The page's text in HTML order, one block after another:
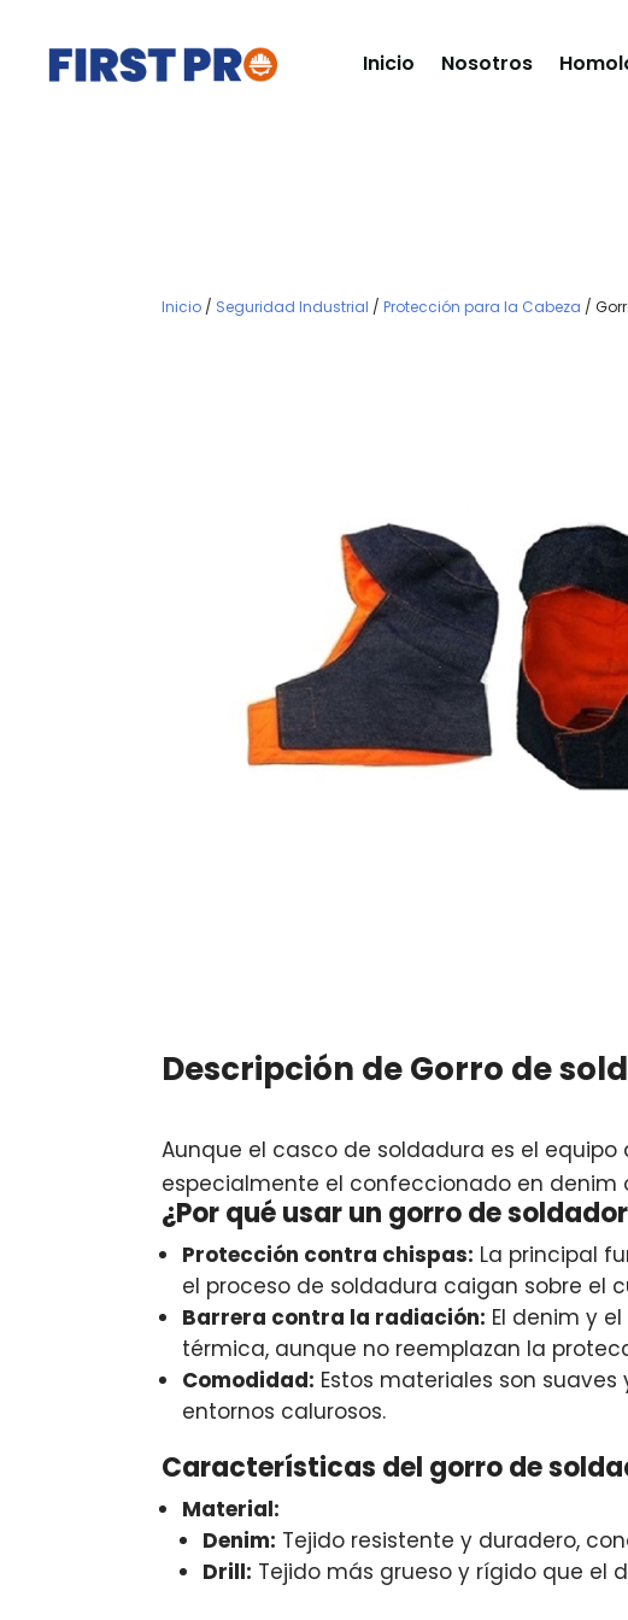
Inicio Nosotros
Inicio / Seguridad Industrial /Protección para la Cabeza /
Descripción de Gorro de
Aunque el casco de soldadura es el
especialmente el confeccionado en denim
¿Por qué usar un gorro de
Protección contra chispas: La principal
el proceso de soldadura caigan sobre el
Barrera contra la radiación: El denim y
térmica, aunque no reemplazan la
Comodidad: Estos materiales son
entornos calurosos.
Características del gorro de
Material:
Denim: Tejido resistente y duradero,
Drill: Tejido más grueso y rígido que el